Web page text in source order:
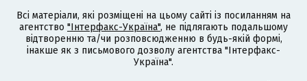
Всі матеріали, які розміщені на цьому сайті із посиланням на
агентство "Інтерфакс-Україна", не підлягають подальшому
відтворенню та/чи розповсюдженню в будь-якій формі,
інакше як з письмового дозволу агентства "Інтерфакс-
Україна".